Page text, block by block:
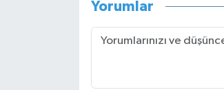
Yorumlar